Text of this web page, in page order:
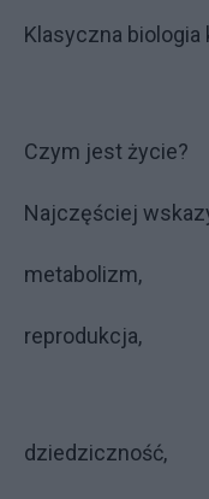
Klasyczna biologia
Czym jest życie?
Najczęściej
metabolizm,
reprodukcja,
dziedziczność,